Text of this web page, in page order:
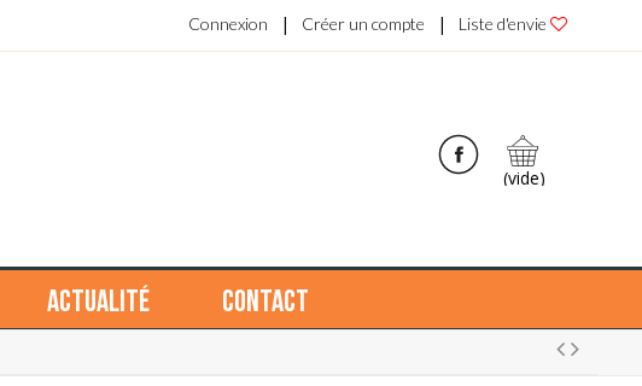
Liste d'envie
|
Créer un compte
|
Connexion
(vide)
Actualité Contact